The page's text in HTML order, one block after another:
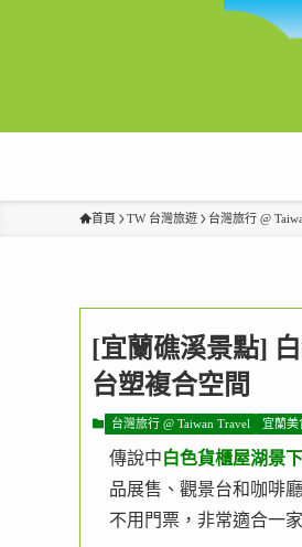
首頁 TW 台灣旅遊 台灣旅行 @
[宜蘭礁溪景點]
台塑複合空間
台灣旅行 @ Taiwan Travel 宜蘭美
傳說中白色貨櫃屋湖景
品展售、觀景台和咖啡
不用門票，非常適合一